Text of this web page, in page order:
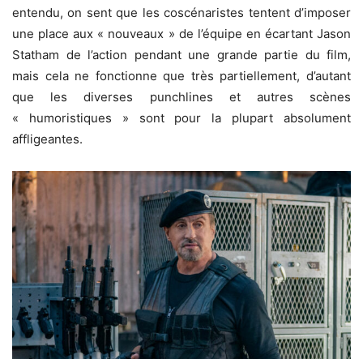
entendu, on sent que les coscénaristes tentent d’imposer
une place aux « nouveaux » de l’équipe en écartant Jason
Statham de l’action pendant une grande partie du film,
mais cela ne fonctionne que très partiellement, d’autant
que les diverses punchlines et autres scènes
« humoristiques » sont pour la plupart absolument
affligeantes.